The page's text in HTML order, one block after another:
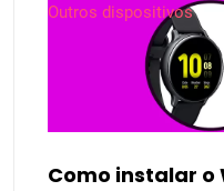
Outros dispositivos
Como instalar o